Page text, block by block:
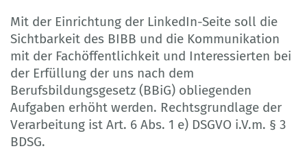
Mit der Einrichtung der LinkedIn-Seite soll die
Sichtbarkeit des BIBB und die Kommunikation
mit der Fachöffentlichkeit und Interessierten bei
der Erfüllung der uns nach dem
Berufsbildungsgesetz (BBiG) obliegenden
Aufgaben erhöht werden. Rechtsgrundlage der
Verarbeitung ist Art. 6 Abs. 1 e) DSGVO i.V.m. § 3
BDSG.